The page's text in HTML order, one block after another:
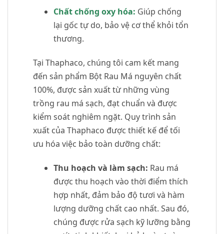
Chất chống oxy hóa: Giúp chống
lại gốc tự do, bảo vệ cơ thể khỏi tổn
thương.
Tại Thaphaco, chúng tôi cam kết mang
đến sản phẩm Bột Rau Má nguyên chất
100%, được sản xuất từ những vùng
trồng rau má sạch, đạt chuẩn và được
kiểm soát nghiêm ngặt. Quy trình sản
xuất của Thaphaco được thiết kế để tối
ưu hóa việc bảo toàn dưỡng chất:
Thu hoạch và làm sạch: Rau má
được thu hoạch vào thời điểm thích
hợp nhất, đảm bảo độ tươi và hàm
lượng dưỡng chất cao nhất. Sau đó,
chúng được rửa sạch kỹ lưỡng bằng